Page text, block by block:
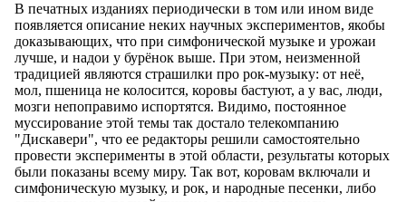
В печатных изданиях периодически в том или ином виде
появляется описание неких научных экспериментов, якобы
доказывающих, что при симфонической музыке и урожаи
лучше, и надои у бурёнок выше. При этом, неизменной
традицией являются страшилки про рок-музыку: от неё,
мол, пшеница не колосится, коровы бастуют, а у вас, люди,
мозги непоправимо испортятся. Видимо, постоянное
муссирование этой темы так достало телекомпанию
"Дискавери", что ее редакторы решили самостоятельно
провести эксперименты в этой области, результаты которых
были показаны всему миру. Так вот, коровам включали и
симфоническую музыку, и рок, и народные песенки, либо